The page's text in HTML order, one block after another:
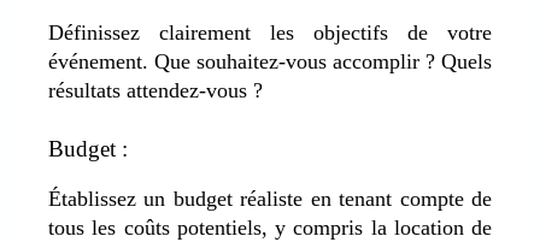
Définissez clairement les objectifs de votre
événement. Que souhaitez-vous accomplir ? Quels
résultats attendez-vous ?
Budget :
Établissez un budget réaliste en tenant compte de
tous les coûts potentiels, y compris la location de